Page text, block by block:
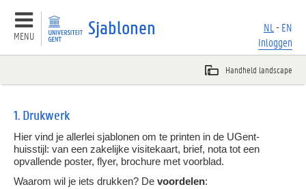
MENU Sjablonen
Inloggen
NL -EN
Sjablonen
Overzicht
1. Drukwerk
Hier vind je allerlei sjablonen om te printen in de UGent-
huisstijl: van een zakelijke visitekaart, brief, nota tot een
opvallende poster, flyer, brochure met voorblad.
Waarom wil je iets drukken? De voordelen: